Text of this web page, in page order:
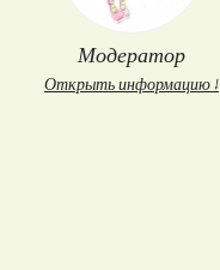
Модератор
Открыть информацию ↓